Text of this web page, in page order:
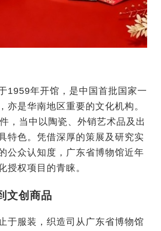
1959年开馆，是中国首批国家一
亦是华南地区重要的文化机构。
，当中以陶瓷、外销艺术品及出
特色。凭借深厚的策展及研究实
公众认知度，广东省博物馆近年
授权项目的青睐。
文创商品
于服装，织造司从广东省博物馆